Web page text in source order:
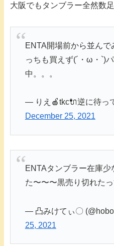
大阪でもタンブラー全然数
ENTA開場前から並ん
っちも買えず(´・ω・`)
中。。。
— りえ🍎tkc🔌逆に待っ
December 25, 2021
ENTAタンブラー在庫
た〜〜〜黒売り切れた
— 凸みけてぃ〇
25, 2021